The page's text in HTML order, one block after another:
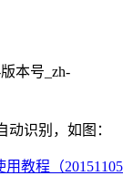
本号_zh-
识别，如图：